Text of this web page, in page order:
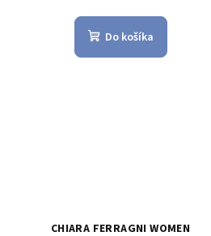
Do košíka
CHIARA FERRAGNI WOMEN